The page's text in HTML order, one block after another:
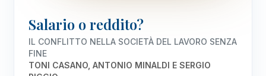
Salario o reddito?
IL CONFLITTO NELLA SOCIETÀ DEL LAVORO SENZA
FINE
TONI CASANO, ANTONIO MINALDI E SERGIO